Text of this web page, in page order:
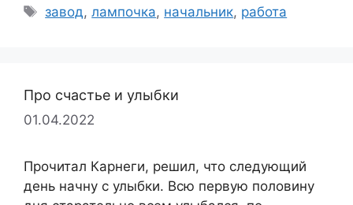
Метки
завод,лампочка, начальник, работа
Про счастье и улыбки
01.04.2022
Прочитал Карнеги, решил, что следующий
день начну с улыбки. Всю первую половину